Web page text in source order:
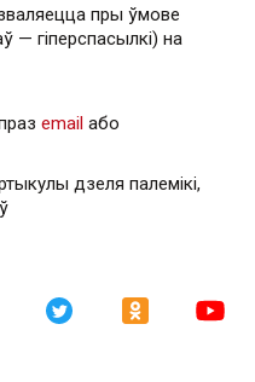
пры ўмове
— гiперспасылкi) на
email або
дзеля палемікі,